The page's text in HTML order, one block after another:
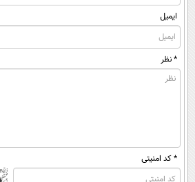
ایمیل
* نظر
* کد امنیتی